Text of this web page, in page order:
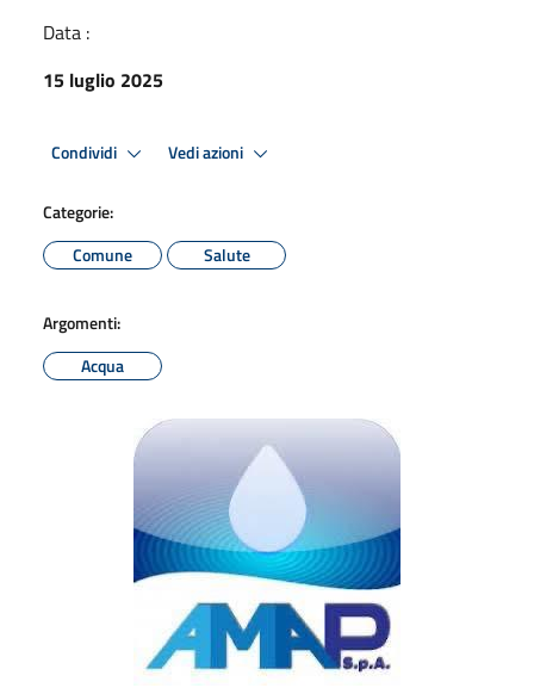
Data :
15 luglio 2025
Condividi Vedi azioni
Categorie:
Comune
Salute
Argomenti:
Acqua